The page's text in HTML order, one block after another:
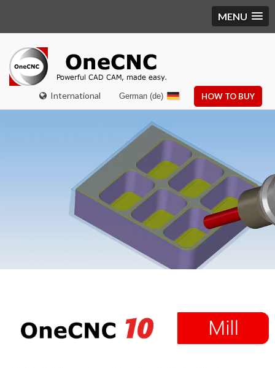
MENU
International HOW TO BUY
German (de)